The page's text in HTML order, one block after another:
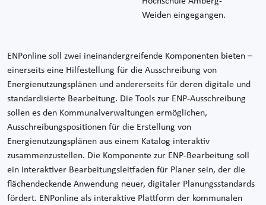
Weiden eingegangen.
ENPonline soll zwei ineinandergreifende Komponenten bieten –
einerseits eine Hilfestellung für die Ausschreibung von
Energienutzungsplänen und andererseits für deren digitale und
standardisierte Bearbeitung. Die Tools zur ENP-Ausschreibung
sollen es den Kommunalverwaltungen ermöglichen,
Ausschreibungspositionen für die Erstellung von
Energienutzungsplänen aus einem Katalog interaktiv
zusammenzustellen. Die Komponente zur ENP-Bearbeitung soll
ein interaktiver Bearbeitungsleitfaden für Planer sein, der die
flächendeckende Anwendung neuer, digitaler Planungsstandards
fördert. ENPonline als interaktive Plattform der kommunalen